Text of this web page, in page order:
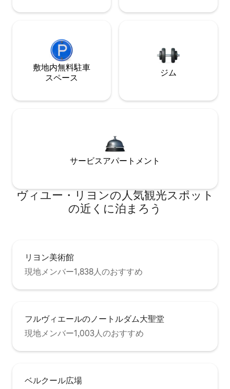
敷地内無料駐⁠車
ス⁠ペ⁠ー⁠ス
ジム
サービスアパートメント
ヴィユー・リヨンの人気観光スポット
の近くに泊まろう
リヨン美術館
現地メンバー1,838人のおすすめ
フルヴィエールのノートルダム大聖堂
現地メンバー1,003人のおすすめ
ベルクール広場